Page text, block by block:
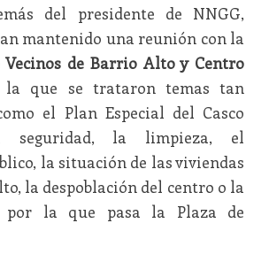
del presidente de NNGG,
mantenido una reunión con la
Vecinos de Barrio Alto y Centro
que se trataron temas tan
el Plan Especial del Casco
seguridad, la limpieza, el
la situación de las viviendas
la despoblación del centro o la
por la que pasa la Plaza de